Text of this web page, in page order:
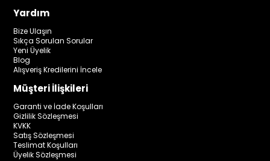
Yardım
Bize Ulaşın
Sıkça Sorulan Sorular
Yeni Üyelik
Blog
Alışveriş Kredilerini İncele
Müşteri İlişkileri
Garanti ve İade Koşulları
Gizlilik Sözleşmesi
KVKK
Satış Sözleşmesi
Teslimat Koşulları
Üyelik Sözleşmesi